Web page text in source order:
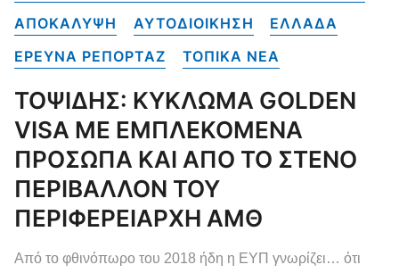
ΑΠΟΚΑΛΥΨΗ
ΑΥΤΟΔΙΟΙΚΗΣΗ
ΕΛΛΑΔΑ
ΕΡΕΥΝΑ ΡΕΠΟΡΤΑΖ
ΤΟΠΙΚΑ NEA
ΤΟΨΙΔΗΣ: ΚΥΚΛΩΜΑ GOLDEN
VISA ΜΕ ΕΜΠΛΕΚΟΜΕΝΑ
ΠΡΟΣΩΠΑ ΚΑΙ ΑΠΟ ΤΟ ΣΤΕΝΟ
ΠΕΡΙΒΑΛΛΟΝ ΤΟΥ
ΠΕΡΙΦΕΡΕΙΑΡΧΗ ΑΜΘ
Από το φθινόπωρο του 2018 ήδη η ΕΥΠ γνωρίζει… ότι